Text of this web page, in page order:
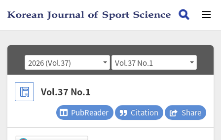
2026 (Vol.37) Vol.37 No.1
Vol.37 No.1
PubReader Citation Share